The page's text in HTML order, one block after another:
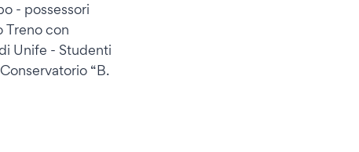
- possessori
Treno con
Unife - Studenti
“B.